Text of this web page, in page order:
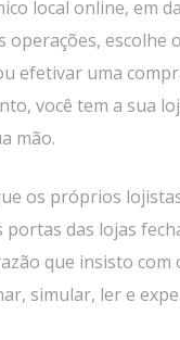
local online, em
escolhe
efetivar uma
você tem a sua
mão.
os próprios
portas das lojas
que insisto
simular, ler e